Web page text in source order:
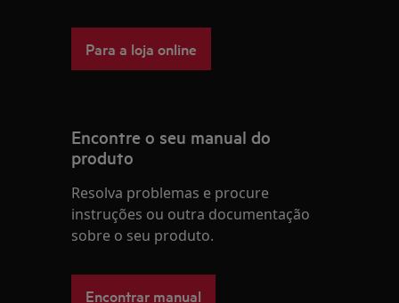
Para a loja online
Encontre o seu manual do
produto
Resolva problemas e procure
instruções ou outra documentação
sobre o seu produto.
Encontrar manual